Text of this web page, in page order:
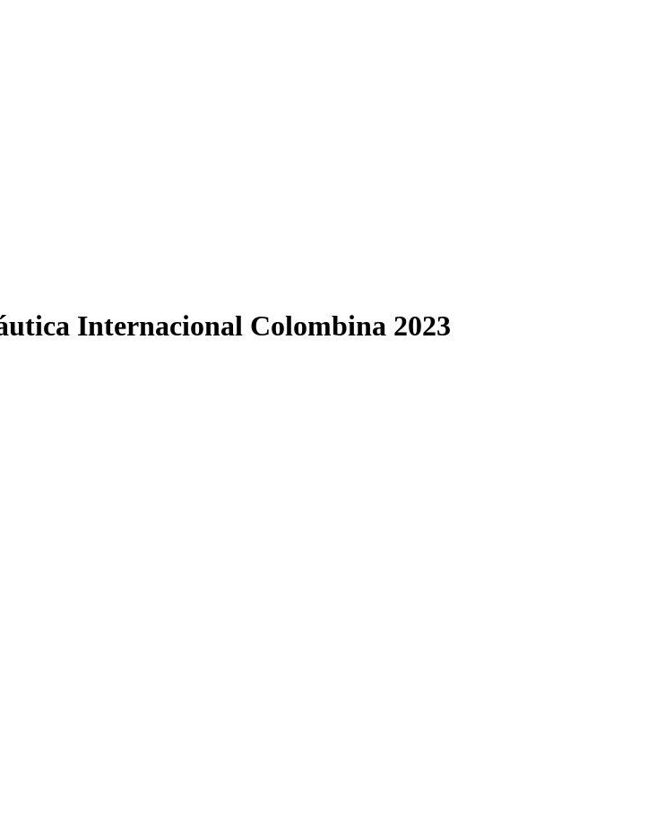
Internacional Colombina 2023